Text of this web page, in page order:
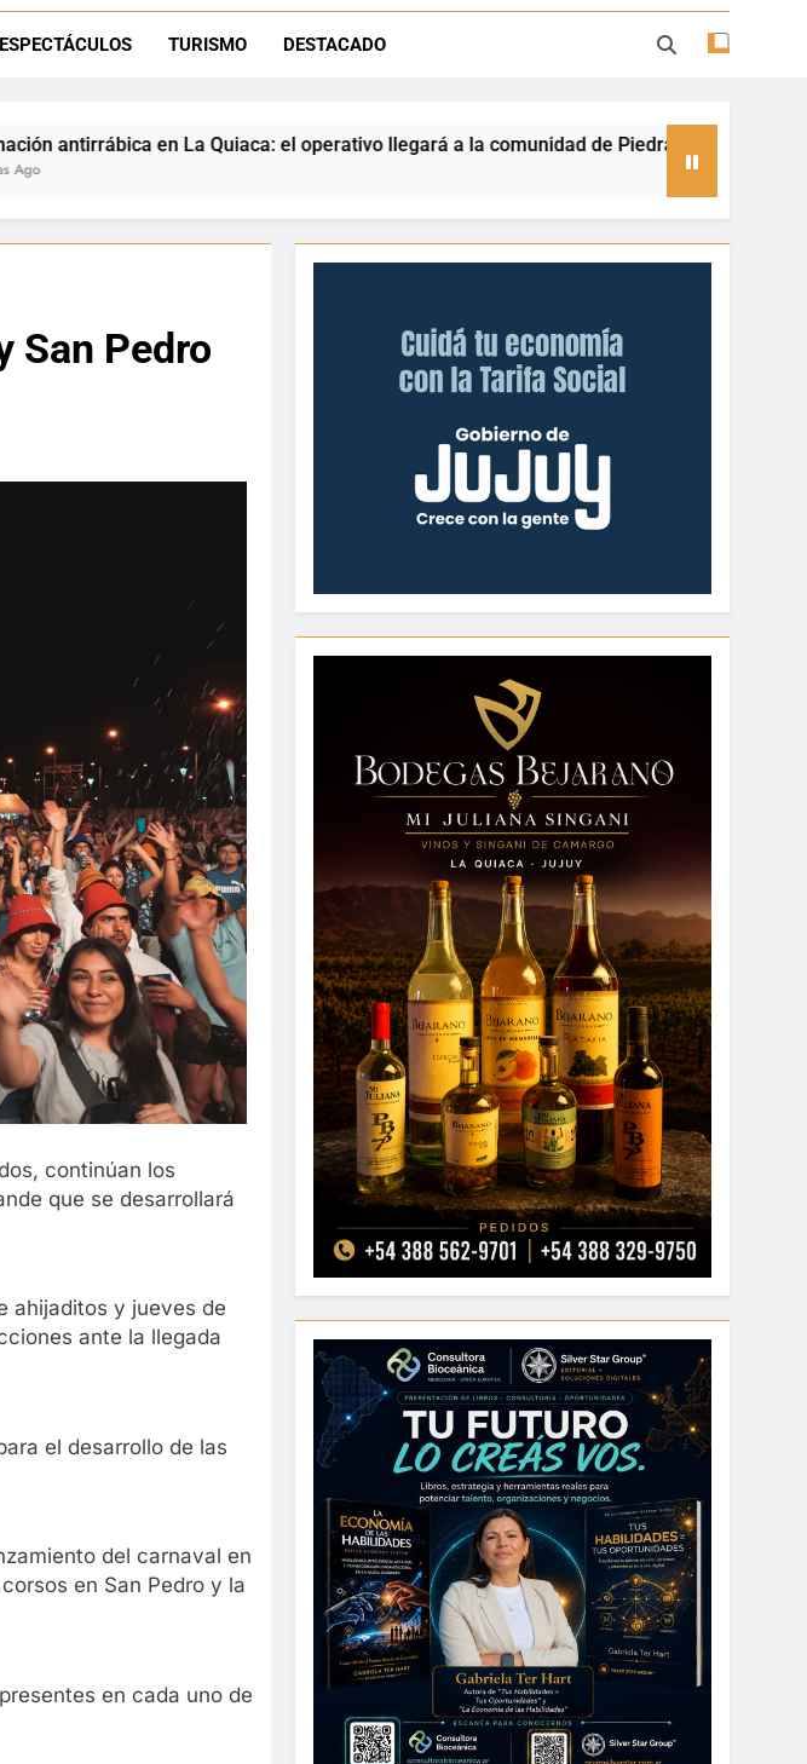
ESPECTÁCULOS TURISMO DESTACADO
el operativo llegará a la comunidad de Piedra Negra
1 Día Ago
San Pedro
continúan los
que se desarrollará
ahijaditos y jueves de
ante la llegada
el desarrollo de las
del carnaval en
en San Pedro y la
en cada uno de